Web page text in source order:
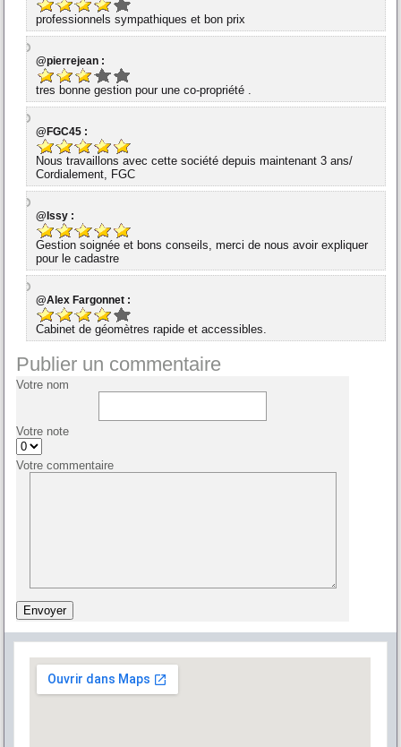
professionnels sympathiques et bon prix
@pierrejean :
tres bonne gestion pour une co-propriété .
@FGC45 :
Nous travaillons avec cette société depuis maintenant 3 ans/
Cordialement, FGC
@Issy :
Gestion soignée et bons conseils, merci de nous avoir expliquer
pour le cadastre
@Alex Fargonnet :
Cabinet de géomètres rapide et accessibles.
Publier un commentaire
Votre nom
Votre note
Votre commentaire